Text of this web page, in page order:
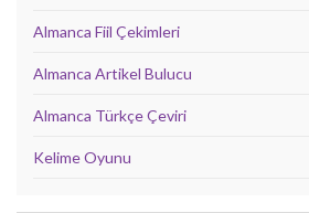
Almanca Fiil Çekimleri
Almanca Artikel Bulucu
Almanca Türkçe Çeviri
Kelime Oyunu